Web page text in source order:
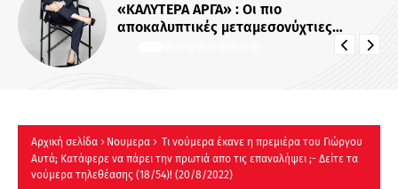
Για Σένα»: Γνωρίστε την οικογένεια
Ηλιάδη – Εκεί όπου οι πιο δυνατοί
δεσμοί δοκιμάζονται περισσότερο !
Αρχική σελίδα Νουμερα
Τι νούμερα έκανε η πρεμιέρα του Γιώργου
Αυτά; Κατάφερε να πάρει την πρωτιά απο τις επαναλήψει ;- Δείτε τα
νούμερα τηλεθέασης (18/54)! (20/8/2022)